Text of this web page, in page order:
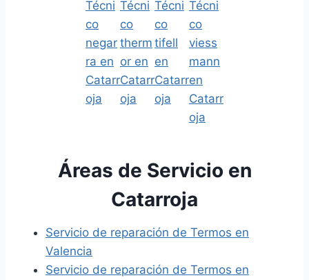
Áreas de Servicio en
Catarroja
Servicio de reparación de Termos en
Valencia
Servicio de reparación de Termos en